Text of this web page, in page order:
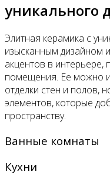
уникального
Элитная керамика с
изысканным дизайном
акцентов в интерьере,
помещения. Ее можно
отделки стен и полов,
элементов, которые
пространству.
Ванные комнаты
Кухни